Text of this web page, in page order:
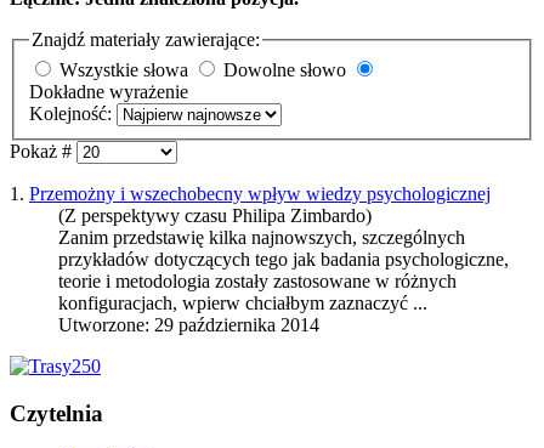
Znajdź materiały zawierające:
Wszystkie słowa
Dowolne słowo
Dokładne wyrażenie
Kolejność:
Pokaż #
1. Przemożny i wszechobecny wpływ wiedzy psychologicznej
(Z perspektywy czasu Philipa Zimbardo)
Zanim przedstawię kilka najnowszych, szczególnych
przykładów dotyczących tego jak badania psychologiczne,
teorie i metodologia zostały zastosowane w różnych
konfiguracjach, wpierw chciałbym zaznaczyć ...
Utworzone: 29 października 2014
Czytelnia